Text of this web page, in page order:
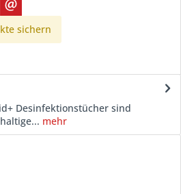
sichern
Desinfektionstücher sind
mehr